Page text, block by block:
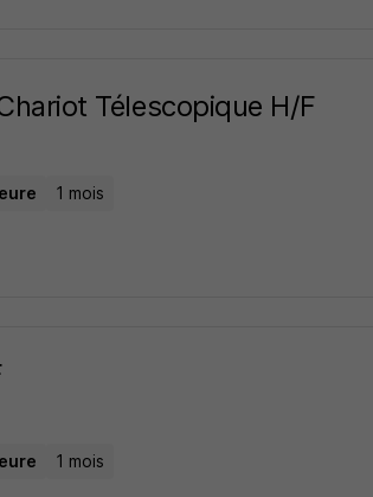
Télescopique H/F
1 mois
1 mois